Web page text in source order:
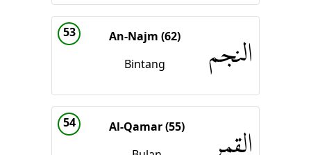
53
An-Najm (62)
Bintang
النجم
54
Al-Qamar (55)
القمر